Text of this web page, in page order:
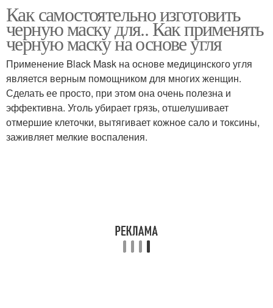
Маска от черных точек Условия из угля
Маски от черных точек
Точки с
активированным углем
Как самостоятельно изготовить
черную маску для.. Как применять
черную маску на основе угля
Применение Black Mask на основе медицинского угля
является верным помощником для многих женщин.
Сделать ее просто, при этом она очень полезна и
эффективна. Уголь убирает грязь, отшелушивает
отмершие клеточки, вытягивает кожное сало и токсины,
заживляет мелкие воспаления.